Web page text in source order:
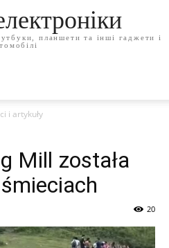
планшети та інші гаджети і
i artykuły
Mill została
20